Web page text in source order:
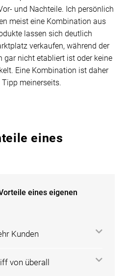
und Nachteile. Ich persönlich
meist eine Kombination aus
lassen sich deutlich
verkaufen, während der
gar nicht etabliert ist oder keine
Eine Kombination ist daher
meinerseits.
eines
eines eigenen
Kunden
von überall